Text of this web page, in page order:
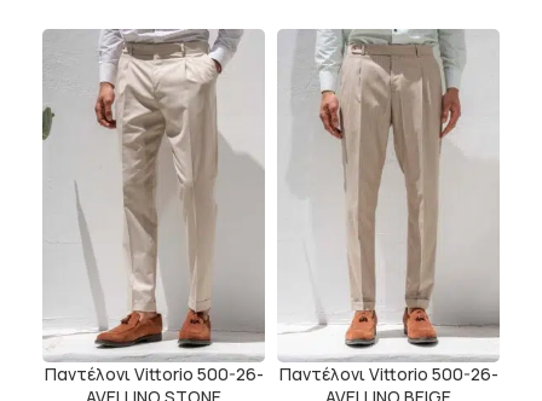
Παντέλονι Vittorio 500-26-
AVELLINO STONE
Παντέλονι Vittorio 500-26-
AVELLINO BEIGE